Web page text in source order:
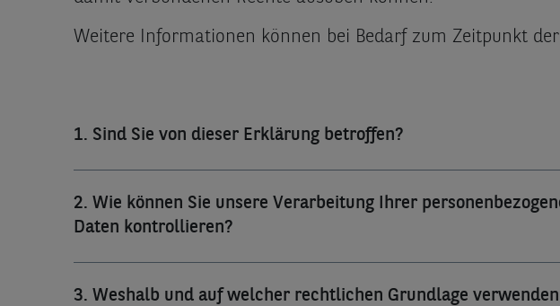
Weitere Informationen können bei Bedarf zum Zeitpunkt
1. Sind Sie von dieser Erklärung betroffen?
2. Wie können Sie unsere Verarbeitung Ihrer
Daten kontrollieren?
3. Weshalb und auf welcher rechtlichen Grundlage verwenden